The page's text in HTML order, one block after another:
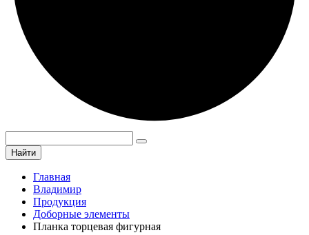
Найти
Главная
Владимир
Продукция
Доборные элементы
Планка торцевая фигурная